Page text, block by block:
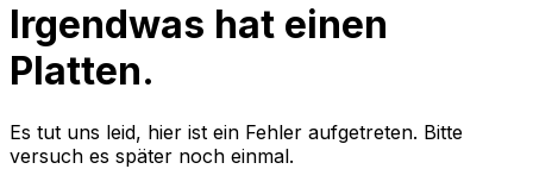
Irgendwas hat einen
Platten.
Es tut uns leid, hier ist ein Fehler aufgetreten. Bitte
versuch es später noch einmal.